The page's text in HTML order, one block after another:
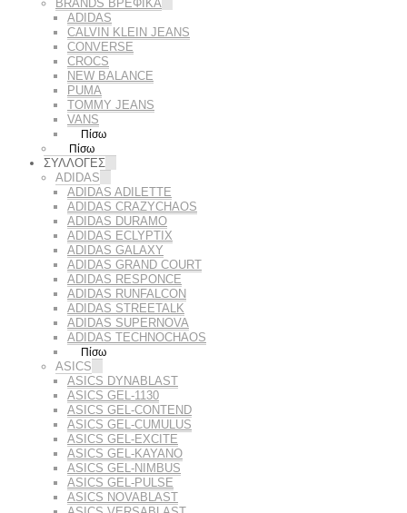
BRANDS ΒΡΕΦΙΚΆ
ADIDAS
CALVIN KLEIN JEANS
CONVERSE
CROCS
NEW BALANCE
PUMA
TOMMY JEANS
VANS
Πίσω
Πίσω
ΣΥΛΛΟΓΕΣ
ADIDAS
ADIDAS ADILETTE
ADIDAS CRAZYCHAOS
ADIDAS DURAMO
ADIDAS ECLYPTIX
ADIDAS GALAXY
ADIDAS GRAND COURT
ADIDAS RESPONCE
ADIDAS RUNFALCON
ADIDAS STREETALK
ADIDAS SUPERNOVA
ADIDAS TECHNOCHAOS
Πίσω
ASICS
ASICS DYNABLAST
ASICS GEL-1130
ASICS GEL-CONTEND
ASICS GEL-CUMULUS
ASICS GEL-EXCITE
ASICS GEL-KAYANO
ASICS GEL-NIMBUS
ASICS GEL-PULSE
ASICS NOVABLAST